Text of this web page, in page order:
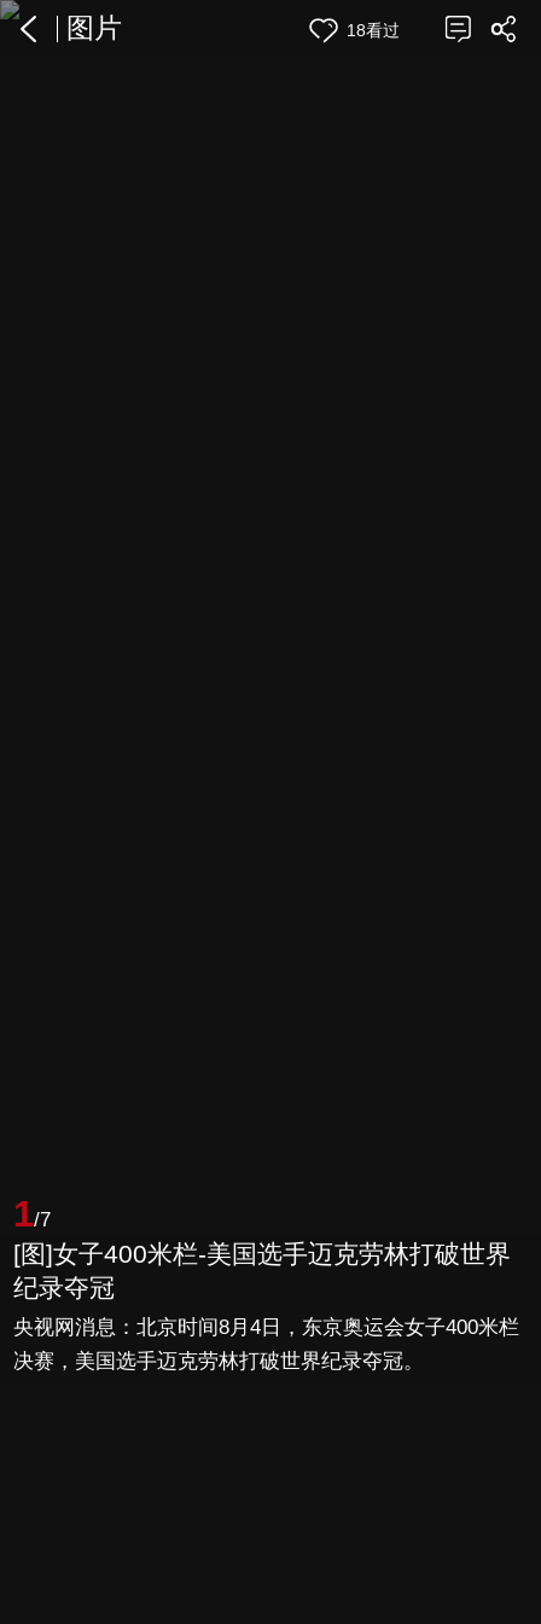
图片 18看过
1/7
[图]女子400米栏-美国选手迈克劳林打破世界
纪录夺冠
央视网消息：北京时间8月4日，东京奥运会女子400米栏
决赛，美国选手迈克劳林打破世界纪录夺冠。